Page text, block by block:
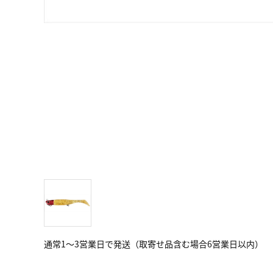
通常1～3営業日で発送（取寄せ品含む場合6営業日以内）